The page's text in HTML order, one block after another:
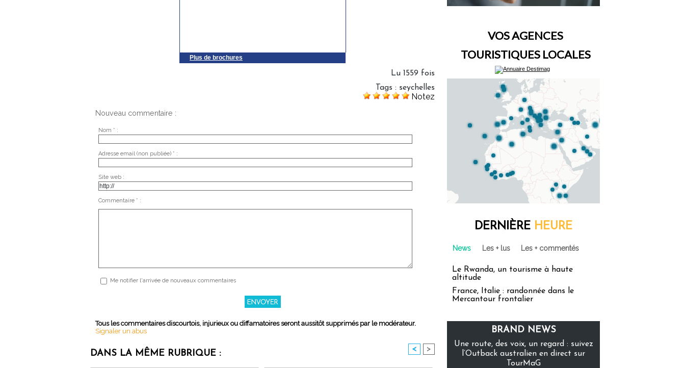
Plus de brochures
Lu 1559 fois
Tags : seychelles
Notez
Nouveau commentaire :
Nom * :
Adresse email (non publiée) * :
Site web :
Commentaire * :
Me notifier l'arrivée de nouveaux commentaires
Tous les commentaires discourtois, injurieux ou diffamatoires seront aussitôt supprimés par le modérateur.
Signaler un abus
DANS LA MÊME RUBRIQUE : < >
VOS AGENCES
TOURISTIQUES LOCALES
DERNIÈRE HEURE
News Les + lus Les + commentés
Le Rwanda, un tourisme à haute
altitude
France, Italie : randonnée dans le
Mercantour frontalier
BRAND NEWS
Une route, des voix, un regard : suivez
l’Outback australien en direct sur
TourMaG